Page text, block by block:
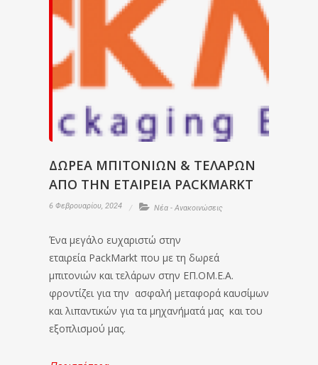
ΔΩΡΕΑ ΜΠΙΤΟΝΙΩΝ & ΤΕΛΑΡΩΝ
ΑΠΟ ΤΗΝ ΕΤΑΙΡΕΙΑ PACKMARKT
6 Φεβρουαρίου, 2024 Νέα - Ανακοινώσεις
Ένα μεγάλο ευχαριστώ στην
εταιρεία PackMarkt που με τη δωρεά
μπιτονιών και τελάρων στην ΕΠ.ΟΜ.Ε.Α.
φροντίζει για την ασφαλή μεταφορά καυσίμων
και λιπαντικών για τα μηχανήματά μας και του
εξοπλισμού μας.